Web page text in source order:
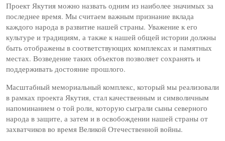
Проект Якутия можно назвать одним из наиболее значимых за
последнее время. Мы считаем важным признание вклада
каждого народа в развитие нашей страны. Уважение к его
культуре и традициям, а также к нашей общей истории должны
быть отображены в соответствующих комплексах и памятных
местах. Возведение таких объектов позволяет сохранять и
поддерживать достояние прошлого.
Масштабный мемориальный комплекс, который мы реализовали
в рамках проекта Якутия, стал качественным и символичным
напоминанием о той роли, которую сыграли сыны северного
народа в защите, а затем и в освобождении нашей страны от
захватчиков во время Великой Отечественной войны.